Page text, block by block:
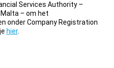
Services Authority –
Malta – om het
onder Company Registration
hier.